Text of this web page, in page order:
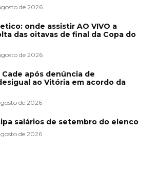
de 2026
onde assistir AO VIVO a
das oitavas de final da Copa do
de 2026
Cade após denúncia de
ao Vitória em acordo da
de 2026
salários de setembro do elenco
de 2026